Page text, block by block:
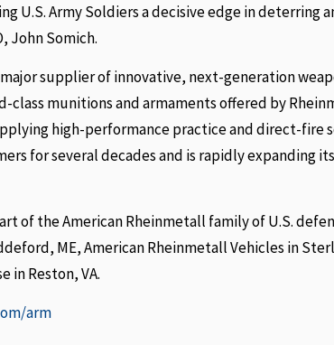
U.S. Army Soldiers a decisive edge in deterring
John Somich.
supplier of innovative, next-generation
munitions and armaments offered by
high-performance practice and direct-fire
for several decades and is rapidly expanding
of the American Rheinmetall family of U.S.
ME, American Rheinmetall Vehicles in
in Reston, VA.
arm